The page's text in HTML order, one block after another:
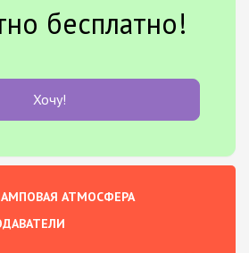
бесплатно!
Хочу!
АТМОСФЕРА